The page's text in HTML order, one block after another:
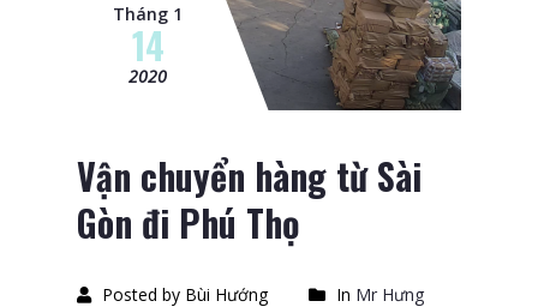
Tháng 1
14
2020
Vận chuyển hàng từ Sài
Gòn đi Phú Thọ
Posted by Bùi Hướng In Mr Hưng